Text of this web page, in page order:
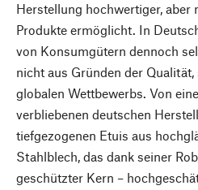
Herstellung hochwertiger, aber
Produkte ermöglicht. In
von Konsumgütern dennoch
nicht aus Gründen der
globalen Wettbewerbs. Von
verbliebenen deutschen
tiefgezogenen Etuis aus
Stahlblech, das dank seiner
geschützter Kern –